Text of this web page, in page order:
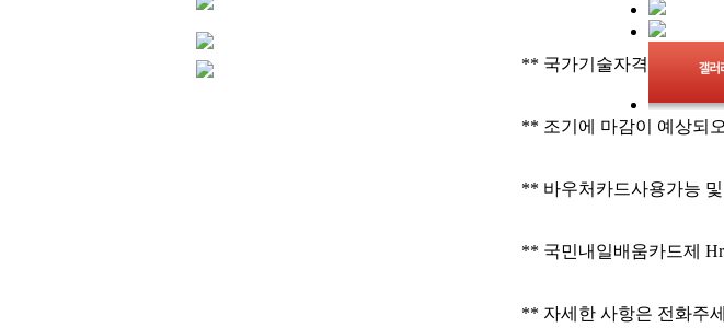
** 국가기술자격증 양식
** 조기에 마감이 예상되
** 바우처카드사용가능
** 국민내일배움카드제
** 자세한 사항은 전화주